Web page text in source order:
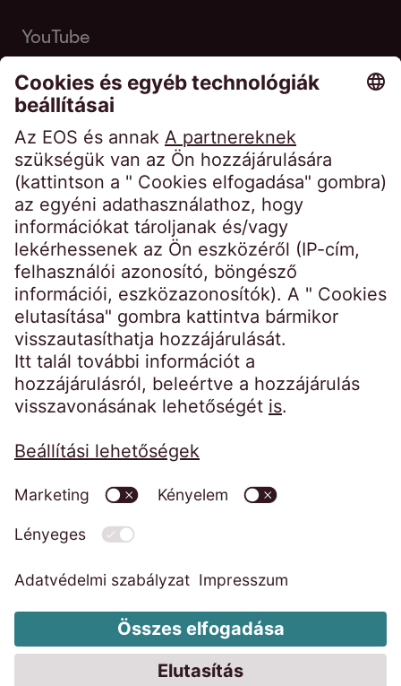
YouTube
Kezdőoldal Impresszum
Weboldal adatkezelési tájékoztatója
Magatartási kódexek
Visszaélés bejelentő rendszer
EOS Faktor Zrt. MNB határozatok
EOS KSI Adatkezelési tájékoztató
EOS Faktor Adatkezelési tájékoztató
Adatkezelési harmadik személynek